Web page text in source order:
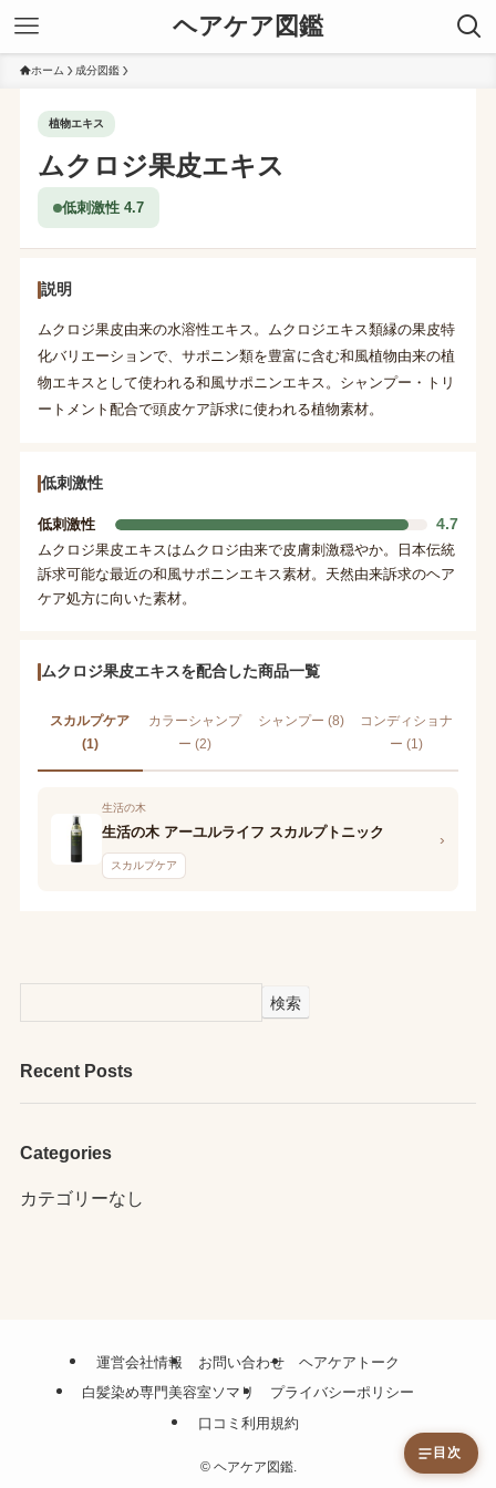
ヘアケア図鑑
ホーム 成分図鑑
植物エキス
ムクロジ果皮エキス
低刺激性 4.7
説明
ムクロジ果皮由来の水溶性エキス。ムクロジエキス類縁の果皮特
化バリエーションで、サポニン類を豊富に含む和風植物由来の植
物エキスとして使われる和風サポニンエキス。シャンプー・トリ
ートメント配合で頭皮ケア訴求に使われる植物素材。
低刺激性
低刺激性 4.7
ムクロジ果皮エキスはムクロジ由来で皮膚刺激穏やか。日本伝統
訴求可能な最近の和風サポニンエキス素材。天然由来訴求のヘア
ケア処方に向いた素材。
ムクロジ果皮エキスを配合した商品一覧
スカルプケア
(1)
カラーシャンプ
ー (2)
シャンプー (8)
コンディショナ
ー (1)
生活の木
生活の木 アーユルライフ スカルプトニック
スカルプケア
›
検索
Recent Posts
Categories
カテゴリーなし
運営会社情報 お問い合わせ
ヘアケアトーク
白髪染め専門美容室ソマリ
プライバシーポリシー
口コミ利用規約
©ヘアケア図鑑.
目次